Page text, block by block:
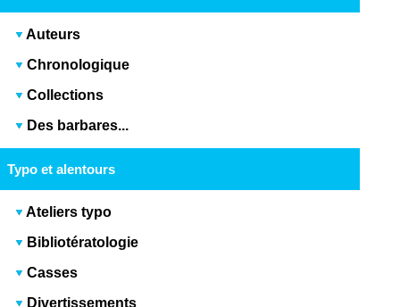
Auteurs
Chronologique
Collections
Des barbares...
Typo et alentours
Ateliers typo
Bibliotératologie
Casses
Divertissements